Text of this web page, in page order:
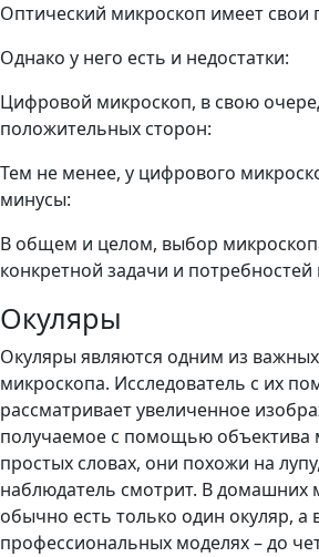
Оптический микроскоп имеет свои
Однако у него есть и недостатки:
Цифровой микроскоп, в свою
положительных сторон:
Тем не менее, у цифрового
минусы:
В общем и целом, выбор
конкретной задачи и
Окуляры
Окуляры являются одним из
микроскопа. Исследователь с их
рассматривает увеличенное
получаемое с помощью объектива
простых словах, они похожи на
наблюдатель смотрит. В домашних
обычно есть только один окуляр, а
профессиональных моделях – до